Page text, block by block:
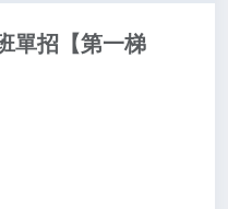
單招【第一梯